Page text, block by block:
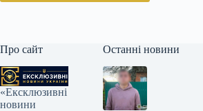
Про сайт
«Ексклюзивні
новини
Останні новини